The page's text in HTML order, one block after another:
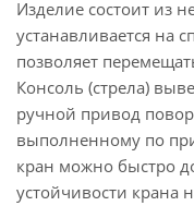
Изделие состоит из
устанавливается на
позволяет
Консоль (стрела)
ручной привод
выполненному по
кран можно быстро
устойчивости крана